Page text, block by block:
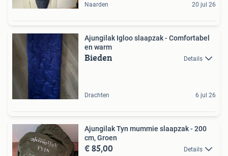
Naarden 20 jul 26
Ajungilak Igloo slaapzak - Comfortabel
en warm
Bieden Details
Drachten 6 jul 26
Ajungilak Tyn mummie slaapzak - 200
cm, Groen
€ 85,00 Details